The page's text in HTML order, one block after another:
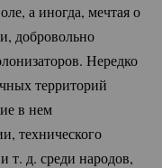
а иногда, мечтая о
добровольно
Нередко
территорий
в нем
технического
т. д. среди народов,